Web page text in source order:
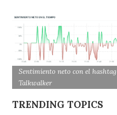
Sentimiento neto con el
Talkwalker
TRENDING TOPICS